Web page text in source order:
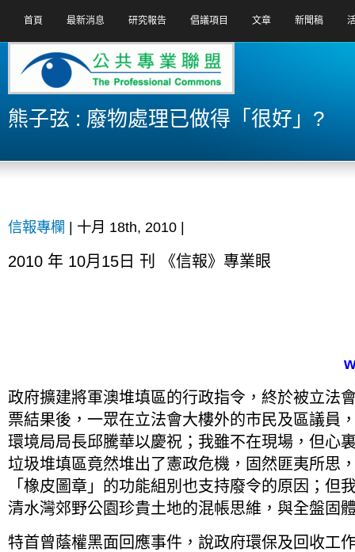
首頁 最新消息 研究報告 倡議項目 文章 新聞稿
熊子弦 : 廢物處理已做得「很好」?
信報專欄 | 十月 18th, 2010 |
2010 年 10月15日 刊 《信報》專業眼
政府擴建將軍澳堆填區的行政指令，終於被立法
票結果後，一眾在立法會大樓外的市民及區議員
環境局局長邱騰華以慶祝；我雖不在現場，但心
垃圾堆填區竟然堆出了憲政危機，固然匪夷所思
「橡皮圖章」的功能組別也支持廢令的原因；但
清水灣郊野公園珍貴土地的混帳思維，與全盤固
特首曾蔭權黑面回應事件，說政府環保及回收工